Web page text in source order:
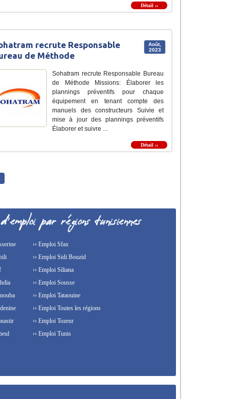
Détail ››
Août,
2023
recrute Responsable
de Méthode
Sohatram recrute Responsable Bureau
de Méthode Missions: Élaborer les
plannings préventifs pour chaque
équipement en tenant compte des
manuels des constructeurs Suivie et
mise à jour des plannings préventifs
Élaborer et suivre ...
Détail ››
›› Emploi Sfax
›› Emploi Sidi Bouzid
›› Emploi Siliana
›› Emploi Sousse
›› Emploi Tataouine
›› Emploi Toutes les régions
›› Emploi Tozeur
›› Emploi Tunis